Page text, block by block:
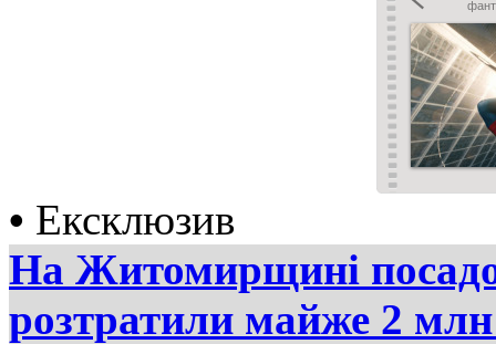
• Ексклюзив
На Житомирщині
розтратили майже 2